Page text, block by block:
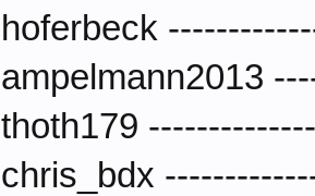
hoferbeck
ampelmann2013
thoth179
chris_bdx